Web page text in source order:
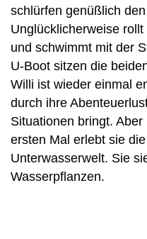
schlürfen genüßlich
Unglücklicherweise
und schwimmt mit der
U-Boot sitzen die
Willi ist wieder einmal
durch ihre
Situationen bringt.
ersten Mal erlebt sie
Unterwasserwelt. Sie
Wasserpflanzen.